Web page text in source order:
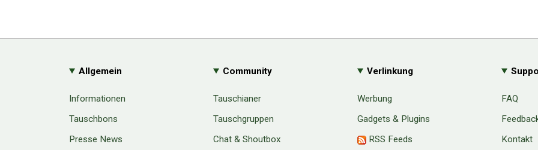
Allgemein
Informationen
Tauschbons
Presse News
Community
Tauschianer
Tauschgruppen
Chat & Shoutbox
Verlinkung
Werbung
Gadgets & Plugins
RSS Feeds
FAQ
Kontakt